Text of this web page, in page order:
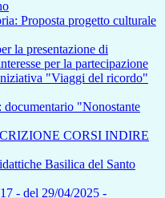
Proposta progetto culturale
la presentazione di
per la partecipazione
"Viaggi del ricordo"
documentario "Nonostante
CORSI INDIRE
Basilica del Santo
- del 29/04/2025 -